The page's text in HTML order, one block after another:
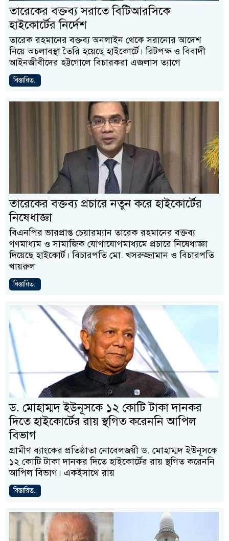
তারেকের বক্তব্য সরাতে বিটিআরসিকে
হাইকোর্টের নির্দেশ
তারেক রহমানের বক্তব্য অনলাইন থেকে সরানোর আদেশ
নিয়ে অচলাবস্থা তৈরি হয়েছে হাইকোর্টে। রিটপক্ষ ও বিবাদী
আইনজীবীদের হট্টগোলে বিচারকরা এজলাস ত্যাগে
বিস্তারিত..
তারেকের বক্তব্য প্রচারে নতুন করে হাইকোর্টের
নিষেধাজ্ঞা
বিএনপির ভারপ্রাপ্ত চেয়ারম্যান তারেক রহমানের বক্তব্য
গণমাধ্যম ও সামাজিক যোগাযোগমাধ্যমে প্রচারে নিষেধাজ্ঞা
দিয়েছে হাইকোর্ট। বিচারপতি মো. খসরুজ্জামান ও বিচারপতি
খায়রুল
বিস্তারিত..
ড. মোহাম্মদ ইউনূসকে ১২ কোটি টাকা দানকর
দিতে হাইকোর্টের রায় স্থগিত করেননি আপিল
বিভাগ
গ্রামীণ ব্যাংকের প্রতিষ্ঠাতা নোবেলজয়ী ড. মোহাম্মদ ইউনূসকে
১২ কোটি টাকা দানকর দিতে হাইকোর্টের রায় স্থগিত করেননি
আপিল বিভাগ। একইসাথে রায়
বিস্তারিত..